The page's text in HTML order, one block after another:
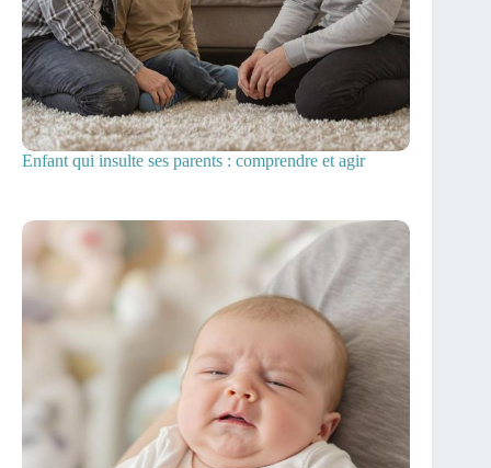
Enfant qui insulte ses parents : comprendre et agir